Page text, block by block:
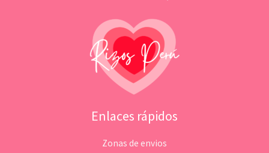
Enlaces rápidos
Zonas de envios